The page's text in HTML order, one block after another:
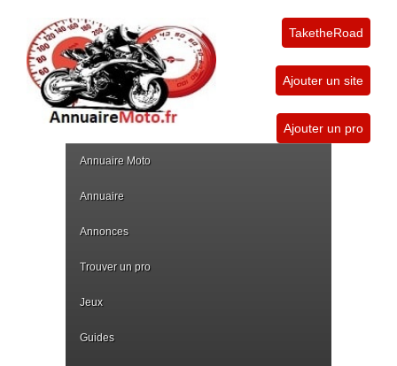
TaketheRoad
Ajouter un site
Ajouter un pro
Annuaire Moto
Annuaire
Annonces
Trouver un pro
Jeux
Guides